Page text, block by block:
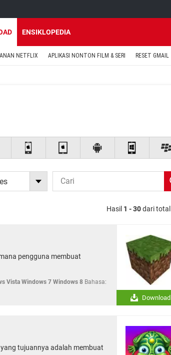
ENSIKLOPEDIA
NETFLIX APLIKASI NONTON FILM & SERI RESET GMAIL
Hasil 1 - 30dari total
pengguna membuat
Vista Windows 7 Windows 8 Bahasa:
Download
tujuannya adalah membuat